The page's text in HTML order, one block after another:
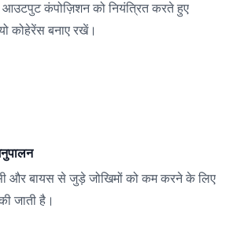
कंपोज़िशन को नियंत्रित करते हुए
कोहेरेंस बनाए रखें।
और बायस से जुड़े जोखिमों को कम करने के लिए
जाती है।